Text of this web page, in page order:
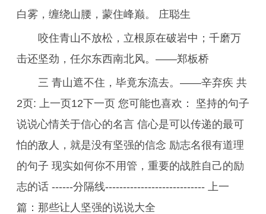
白雾，缠绕山腰，蒙住峰巅。 庄聪生
咬住青山不放松，立根原在破岩中；千磨万
击还坚劲，任尔东西南北风。——郑板桥
三 青山遮不住，毕竟东流去。——辛弃疾 共
2页: 上一页12下一页 您可能也喜欢： 坚持的句子
说说心情关于信心的名言 信心是可以传递的最可
怕的敌人，就是没有坚强的信念 励志名很有道理
的句子 现实如何你不用管，重要的战胜自己的励
志的话 ------分隔线---------------------------- 上一
篇：那些让人坚强的说说大全